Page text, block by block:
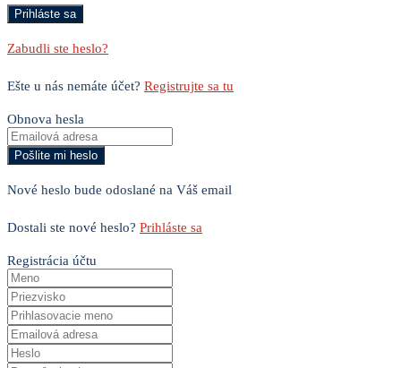
Zabudli ste heslo?
Ešte u nás nemáte účet? Registrujte sa tu
Obnova hesla
Nové heslo bude odoslané na Váš email
Dostali ste nové heslo? Prihláste sa
Registrácia účtu